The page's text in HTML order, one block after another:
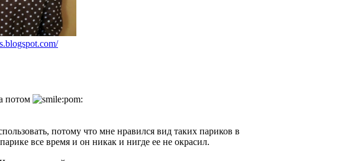
потом
потому что мне нравился вид таких париков в
все время и он никак и нигде ее не окрасил.